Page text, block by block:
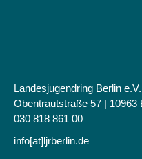
Landesjugendring Berlin e.V.
Obentrautstraße 57 | 10963
030 818 861 00
info[at]ljrberlin.de